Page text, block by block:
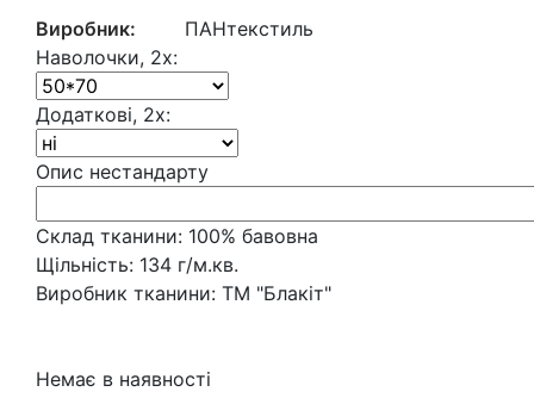
Виробник:
ПАНтекстиль
Наволочки, 2х:
Додаткові, 2х:
Опис нестандарту
Склад тканини: 100% бавовна
Щільність: 134 г/м.кв.
Виробник тканини: ТМ "Блакіт"
Немає в наявності